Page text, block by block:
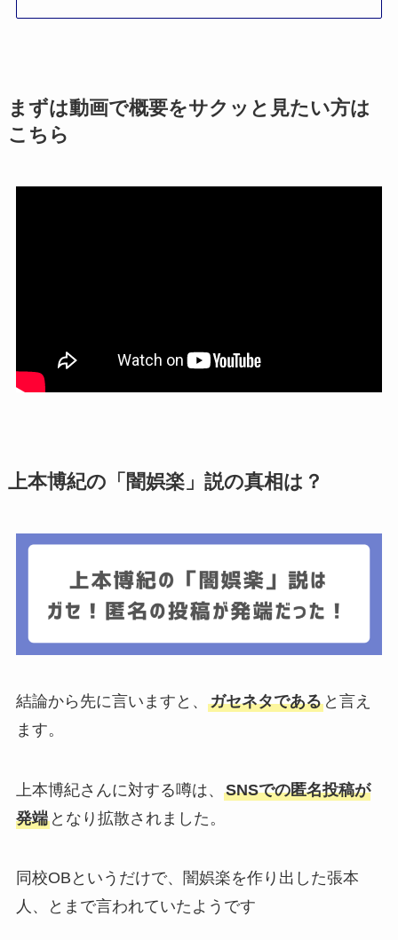
まずは動画で概要をサクッと見たい方は
こちら
上本博紀の「闇娯楽」説の真相は？
結論から先に言いますと、 ガセネタであると言え
ます。
上本博紀さんに対する噂は、 SNSでの匿名投稿が
発端となり拡散されました。
同校OBというだけで、闇娯楽を作り出した張本
人、とまで言われていたようです